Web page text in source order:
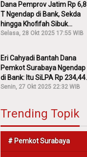
Dana Pemprov Jatim Rp 6,8
T Ngendap di Bank, Sekda
hingga Khofifah Sibuk
Membantah!
Selasa, 28 Okt 2025 17:55 WIB
Eri Cahyadi Bantah Dana
Pemkot Surabaya Ngendap
di Bank: Itu SiLPA Rp 234,44
M!
Senin, 27 Okt 2025 22:32 WIB
Trending Topik
# Pemkot Surabaya